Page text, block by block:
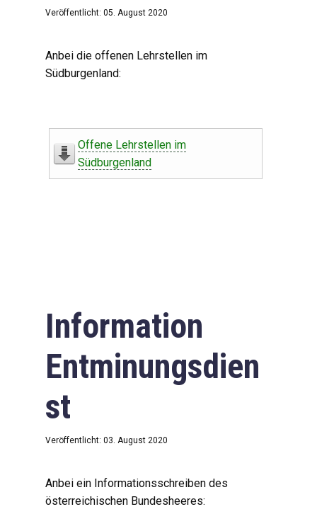
Veröffentlicht: 05. August 2020
Anbei die offenen Lehrstellen im
Südburgenland:
Offene Lehrstellen im
Südburgenland
Information
Entminungsdien
st
Veröffentlicht: 03. August 2020
Anbei ein Informationsschreiben des
österreichischen Bundesheeres: